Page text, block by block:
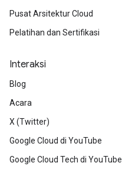
Pusat Arsitektur Cloud
Pelatihan dan Sertifikasi
Interaksi
Blog
Acara
X (Twitter)
Google Cloud di YouTube
Google Cloud Tech di YouTube